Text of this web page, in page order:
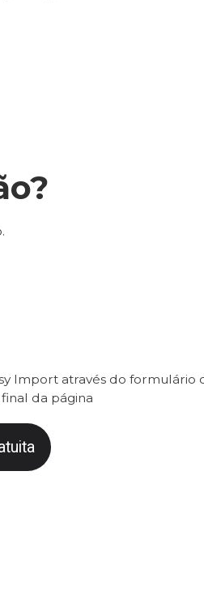
Import através do formulário
da página